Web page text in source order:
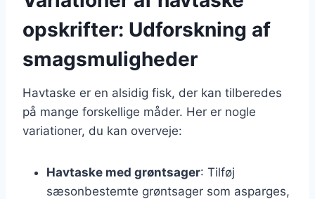
opskrifter: Udforskning af
smagsmuligheder
Havtaske er en alsidig fisk, der kan tilberedes
på mange forskellige måder. Her er nogle
variationer, du kan overveje:
Havtaske med grøntsager: Tilføj
sæsonbestemte grøntsager som asparges,